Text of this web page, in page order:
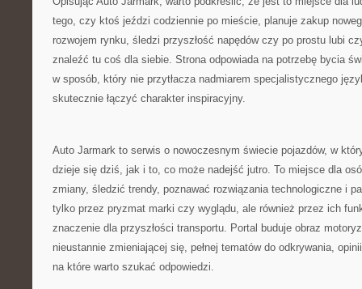
tego, czy ktoś jeździ codziennie po mieście, planuje zakup
rozwojem rynku, śledzi przyszłość napędów czy po prostu lubi
znaleźć tu coś dla siebie. Strona odpowiada na potrzebę bycia
w sposób, który nie przytłacza nadmiarem specjalistycznego
skutecznie łączyć charakter inspiracyjny.
Auto Jarmark to serwis o nowoczesnym świecie pojazdów, w
dzieje się dziś, jak i to, co może nadejść jutro. To miejsce dla
zmiany, śledzić trendy, poznawać rozwiązania technologiczne i
tylko przez pryzmat marki czy wyglądu, ale również przez ich
znaczenie dla przyszłości transportu. Portal buduje obraz
nieustannie zmieniającej się, pełnej tematów do odkrywania,
na które warto szukać odpowiedzi.